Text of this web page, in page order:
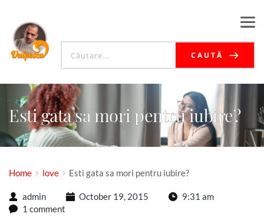
CAUTĂ
Esti gata sa mori pentru iubire?
Home love Esti gata sa mori pentru iubire?
admin October 19, 2015
9:31 am
1 comment